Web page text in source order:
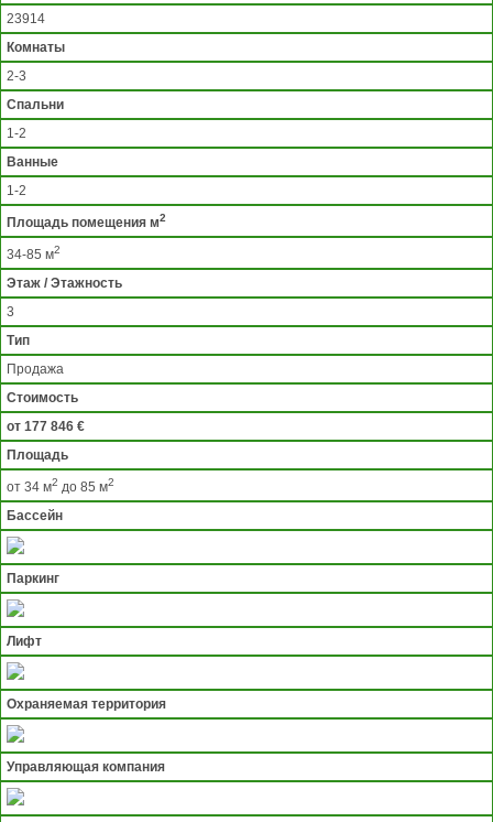
23914
Комнаты
2-3
Спальни
1-2
Ванные
1-2
Площадь помещения м2
34-85 м2
Этаж / Этажность
3
Тип
Продажа
Стоимость
от 177 846 €
Площадь
от 34 м2 до 85 м2
Бассейн
Паркинг
Лифт
Охраняемая территория
Управляющая компания